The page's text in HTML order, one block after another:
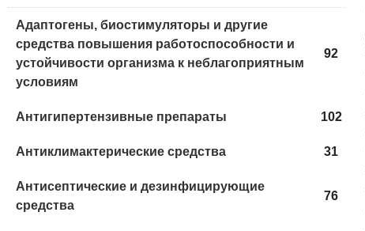
Адаптогены, биостимуляторы и другие
средства повышения работоспособности и
устойчивости организма к неблагоприятным
условиям
92
Антигипертензивные препараты 102
Антиклимактерические средства 31
Антисептические и дезинфицирующие
средства
76